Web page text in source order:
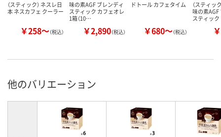
（スティック） ネスレ日
本 ネスカフェ クーラー
￥258～（税込）
味の素AGF ブレンディ
スティック カフェオレ
1箱（10…
￥2,890（税込）
ドトール カフェタイム
￥680～（税込）
（スティッ
味の素AGF
スティッ
他のバリエーション